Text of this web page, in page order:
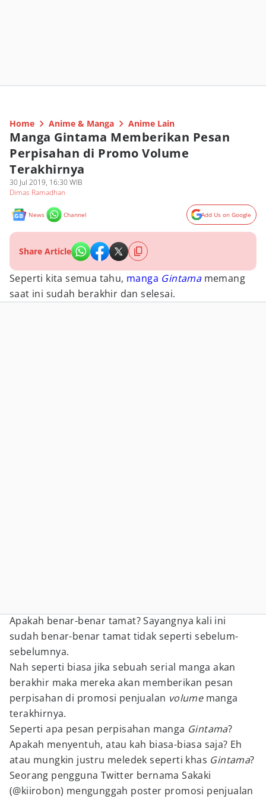
Home Anime & Manga Anime Lain
Manga Gintama Memberikan Pesan
Perpisahan di Promo Volume
Terakhirnya
30 Jul 2019, 16:30 WIB
Dimas Ramadhan
News Channel Add Us on Google
Share Article
Seperti kita semua tahu, manga Gintama memang
saat ini sudah berakhir dan selesai.
Apakah benar-benar tamat? Sayangnya kali ini
sudah benar-benar tamat tidak seperti sebelum-
sebelumnya.
Nah seperti biasa jika sebuah serial manga akan
berakhir maka mereka akan memberikan pesan
perpisahan di promosi penjualan volume manga
terakhirnya.
Seperti apa pesan perpisahan manga Gintama?
Apakah menyentuh, atau kah biasa-biasa saja? Eh
atau mungkin justru meledek seperti khas Gintama?
Seorang pengguna Twitter bernama Sakaki
(@kiirobon) mengunggah poster promosi penjualan